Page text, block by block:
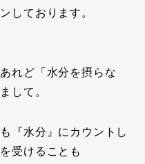
しております。
れど「水分を摂らな
して。
『水分』にカウントし
受けることも